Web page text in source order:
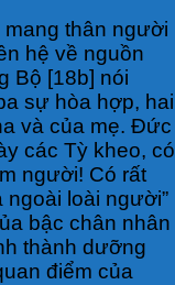
thân người
hệ về nguồn
Bộ [18b] nói
sự hòa hợp, hai
và của mẹ. Đức
các Tỳ kheo, có
người! Có rất
ngoài loài người”
bậc chân nhân
thành dưỡng
điểm của